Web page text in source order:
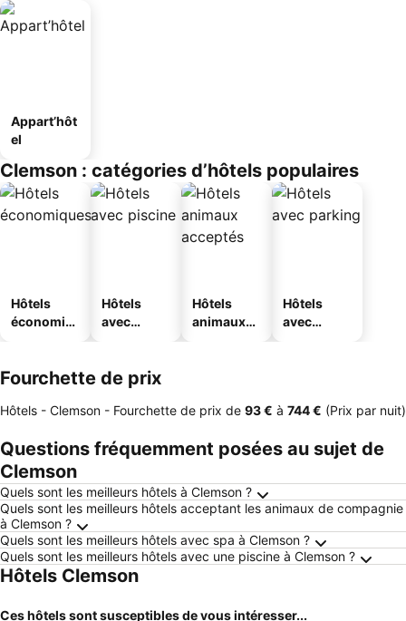
Appart’hôt
el
Clemson : catégories d’hôtels populaires
Hôtels
économiq
Hôtels
avec
Hôtels
animaux
Hôtels
avec
Fourchette de prix
Hôtels - Clemson - Fourchette de prix de ‎93 € à ‎744 € (Prix par nuit)
Questions fréquemment posées au sujet de
Clemson
Quels sont les meilleurs hôtels à Clemson ?
Quels sont les meilleurs hôtels acceptant les animaux de compagnie
à Clemson ?
Quels sont les meilleurs hôtels avec spa à Clemson ?
Quels sont les meilleurs hôtels avec une piscine à Clemson ?
Hôtels Clemson
Ces hôtels sont susceptibles de vous intéresser...